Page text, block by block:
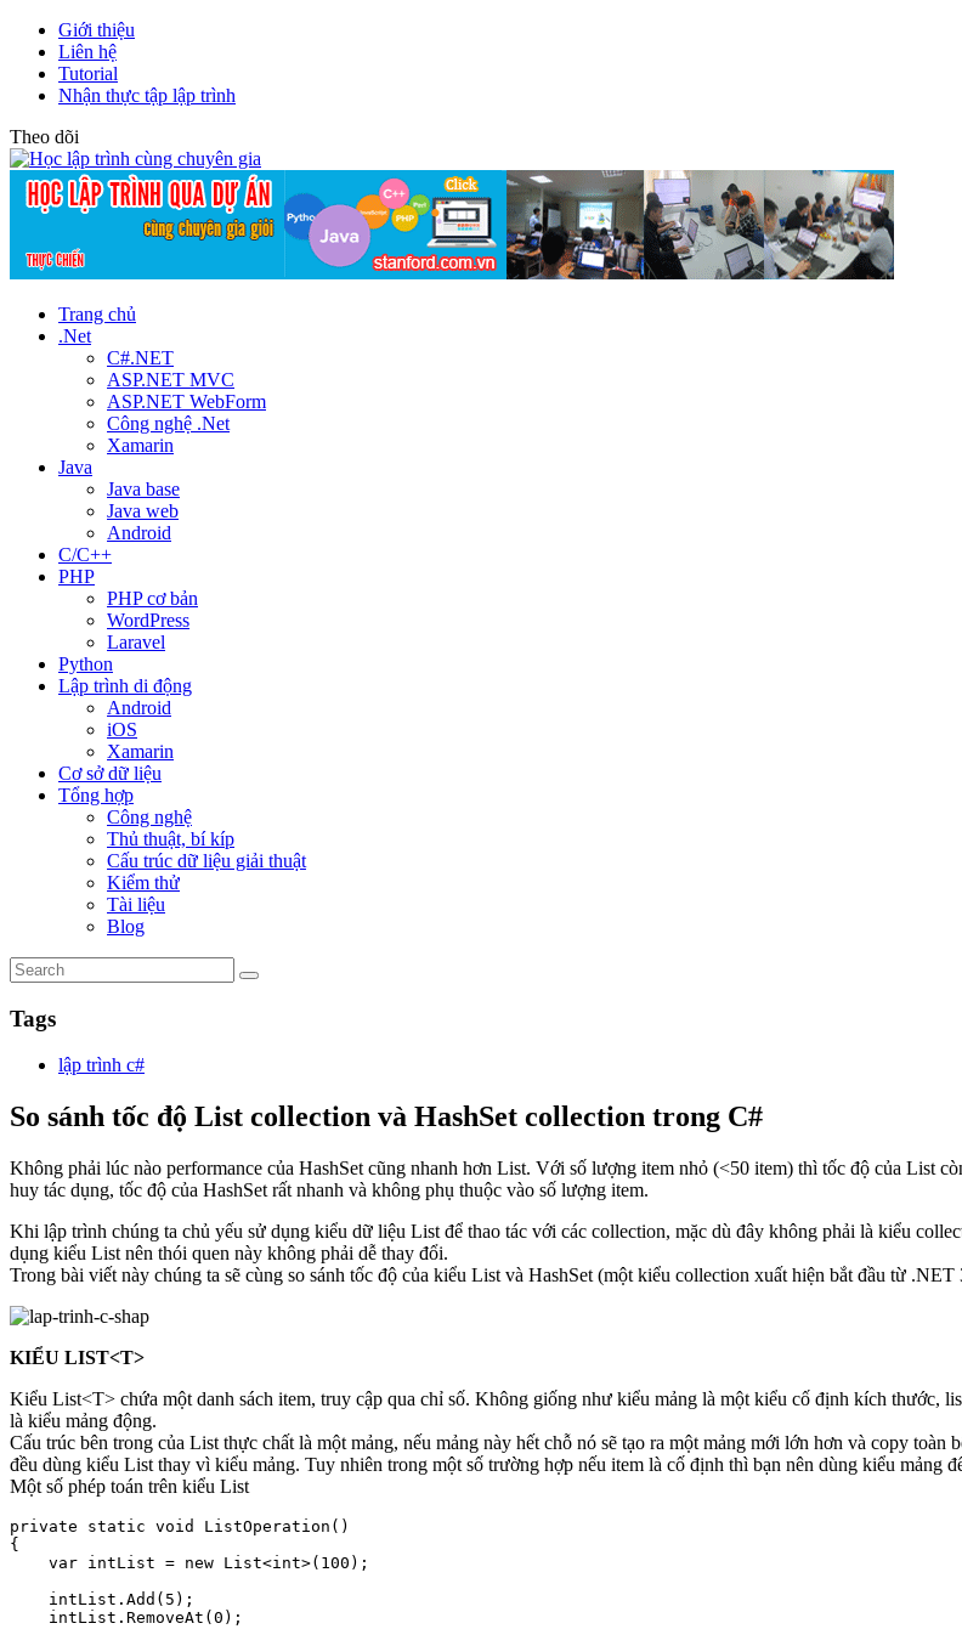
Giới thiệu
Liên hệ
Tutorial
Nhận thực tập lập trình
Theo dõi
Trang chủ
.Net
C#.NET
ASP.NET MVC
ASP.NET WebForm
Công nghệ .Net
Xamarin
Java
Java base
Java web
Android
C/C++
PHP
PHP cơ bản
WordPress
Laravel
Python
Lập trình di động
Android
iOS
Xamarin
Cơ sở dữ liệu
Tổng hợp
Công nghệ
Thủ thuật, bí kíp
Cấu trúc dữ liệu giải thuật
Kiểm thử
Tài liệu
Blog
Tags
lập trình c#
So sánh tốc độ List collection và HashSet collection trong C#
Không phải lúc nào performance của HashSet cũng nhanh hơn List. Với số lượng item nhỏ (<50 item) thì tốc độ của List
huy tác dụng, tốc độ của HashSet rất nhanh và không phụ thuộc vào số lượng item.
Khi lập trình chúng ta chủ yếu sử dụng kiểu dữ liệu List để thao tác với các collection, mặc dù đây không phải là kiểu
dụng kiểu List nên thói quen này không phải dễ thay đổi.
Trong bài viết này chúng ta sẽ cùng so sánh tốc độ của kiểu List và HashSet (một kiểu collection xuất hiện bắt đầu từ
KIỂU LIST<T>
Kiểu List<T> chứa một danh sách item, truy cập qua chỉ số. Không giống như kiểu mảng là một kiểu cố định kích
là kiểu mảng động.
Cấu trúc bên trong của List thực chất là một mảng, nếu mảng này hết chỗ nó sẽ tạo ra một mảng mới lớn hơn và copy
đều dùng kiểu List thay vì kiểu mảng. Tuy nhiên trong một số trường hợp nếu item là cố định thì bạn nên dùng kiểu mảng
Một số phép toán trên kiểu List
private static void ListOperation()
{
    var intList = new List<int>(100);
    intList.Add(5);
    intList.RemoveAt(0);